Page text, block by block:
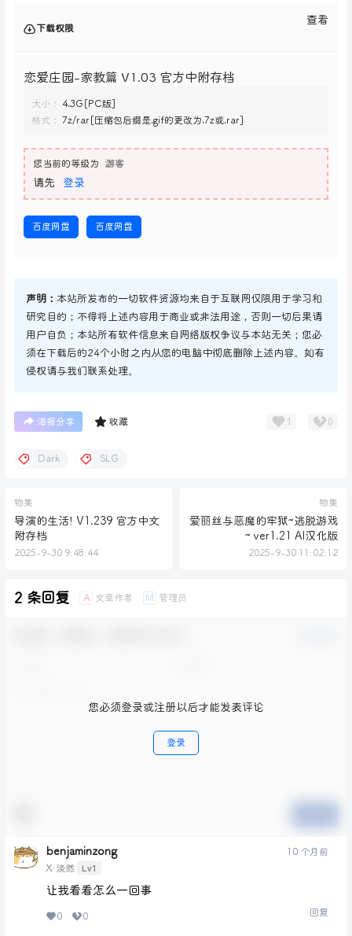
下载权限
查看
恋爱庄园-家教篇 V1.03 官方中附存档
大小：
4.3G[PC版]
格式：
7z/rar[压缩包后缀是.gif的更改为.7z或.rar]
您当前的等级为 游客
请先 登录
百度网盘 百度网盘
声明： 本站所发布的一切软件资源均来自于互联网仅限用于学习和
研究目的；不得将上述内容用于商业或非法用途，否则一切后果请
用户自负；本站所有软件信息来自网络版权争议与本站无关；您必
须在下载后的24个小时之内从您的电脑中彻底删除上述内容。如有
侵权请与我们联系处理。
海报分享 收藏 1 0
Dark SLG
物集
导演的生活! V1.239 官方中文
附存档
2025-9-30 9:48:44
物集
爱丽丝与恶魔的牢狱~逃脱游戏
~ ver1.21 AI汉化版
2025-9-30 11:02:12
2 条回复 A 文章作者 M 管理员
您必须登录或注册以后才能发表评论
登录
benjaminzong
X·淡然 Lv1
10 个月前
让我看看怎么一回事
0 0 回复